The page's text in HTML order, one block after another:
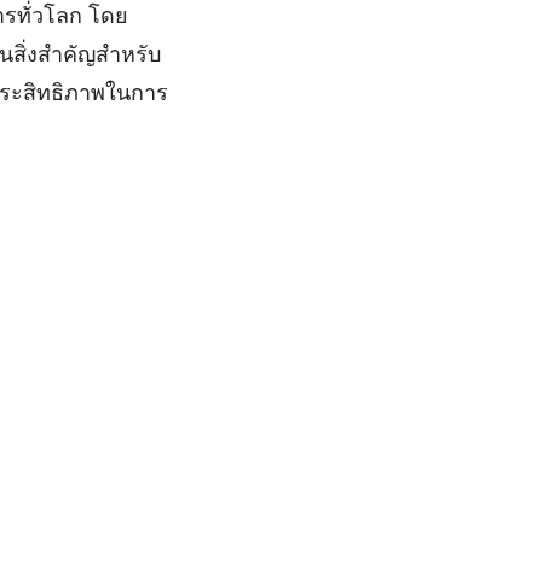
ทั่วโลก โดย
นสิ่งสำคัญสำหรับ
ะสิทธิภาพในการ